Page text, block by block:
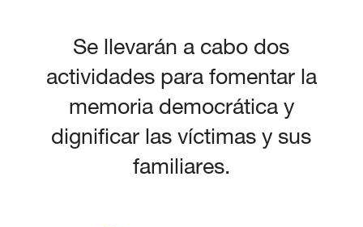
Se llevarán a cabo dos
actividades para fomentar la
memoria democrática y
dignificar las víctimas y sus
familiares.